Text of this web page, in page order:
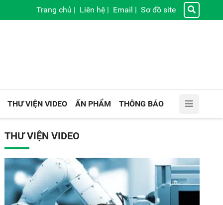
Trang chủ | Liên hệ | Email | Sơ đồ site
THƯ VIỆN VIDEO ẤN PHẨM THÔNG BÁO
THƯ VIỆN VIDEO